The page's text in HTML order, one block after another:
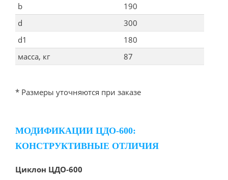
b
190
d
300
d1
180
масса, кг
87
* Размеры уточняются при заказе
МОДИФИКАЦИИ ЦДО-600:
КОНСТРУКТИВНЫЕ ОТЛИЧИЯ
Циклон ЦДО-600